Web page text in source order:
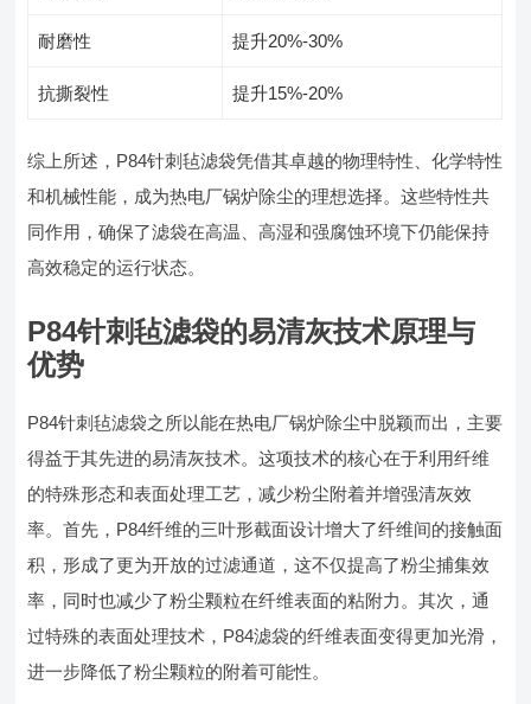
耐磨性 提升20%-30%
抗撕裂性 提升15%-20%
综上所述，P84针刺毡滤袋凭借其卓越的物理特性、化学特性
和机械性能，成为热电厂锅炉除尘的理想选择。这些特性共
同作用，确保了滤袋在高温、高湿和强腐蚀环境下仍能保持
高效稳定的运行状态。
P84针刺毡滤袋的易清灰技术原理与
优势
P84针刺毡滤袋之所以能在热电厂锅炉除尘中脱颖而出，主要
得益于其先进的易清灰技术。这项技术的核心在于利用纤维
的特殊形态和表面处理工艺，减少粉尘附着并增强清灰效
率。首先，P84纤维的三叶形截面设计增大了纤维间的接触面
积，形成了更为开放的过滤通道，这不仅提高了粉尘捕集效
率，同时也减少了粉尘颗粒在纤维表面的粘附力。其次，通
过特殊的表面处理技术，P84滤袋的纤维表面变得更加光滑，
进一步降低了粉尘颗粒的附着可能性。